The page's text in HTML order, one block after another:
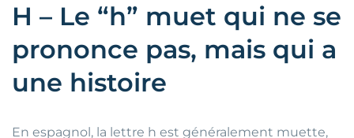
H – Le “h” muet qui ne se
prononce pas, mais qui a
une histoire
En espagnol, la lettre h est généralement muette,